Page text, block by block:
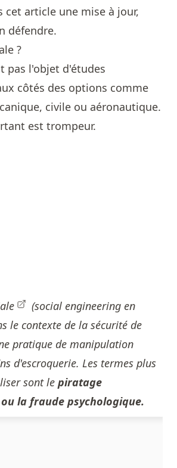
cet article une mise à jour,
défendre.
?
pas l'objet d'études
côtés des options comme
civile ou aéronautique.
est trompeur.
(social engineering en
le contexte de la sécurité de
pratique de manipulation
d'escroquerie. Les termes plus
sont le piratage
la fraude psychologique.